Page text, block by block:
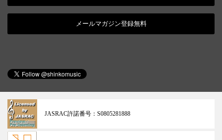
メールマガジン登録無料
JASRAC許諾番号： S0805281888